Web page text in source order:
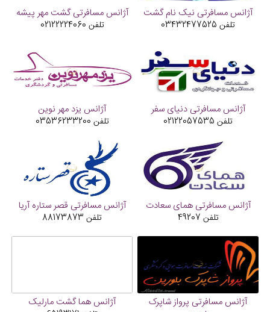
آژانس مسافرتی نیک نام گشت
تلفن 03432477525
آژانس مسافرتی گشت مهر پیشه
تلفن 02122224060
آژانس مسافرتی دنیای سفر
تلفن 02122057535
آژانس یزد مهر نوین
تلفن 03536233200
آژانس مسافرتی همای سعادت
تلفن 49207
آژانس مسافرتی قصر ستاره آریا
تلفن 88173873
آژانس مسافرتی پرواز شاپرک
آژانس هما گشت مارلیک